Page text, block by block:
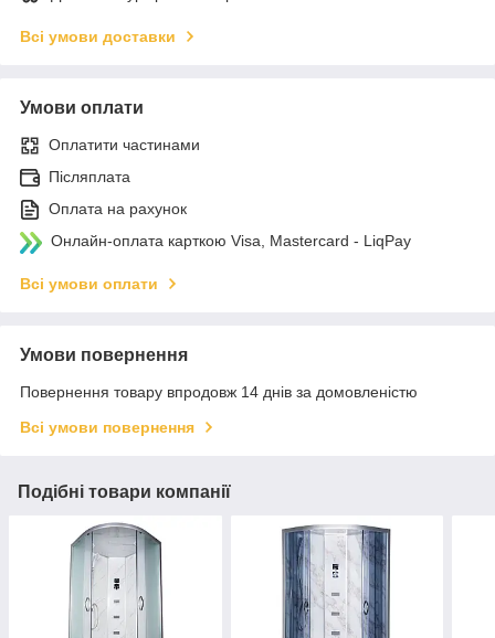
Всі умови доставки
Умови оплати
Оплатити частинами
Післяплата
Оплата на рахунок
Онлайн-оплата карткою Visa, Mastercard - LiqPay
Всі умови оплати
Умови повернення
Повернення товару впродовж 14 днів за домовленістю
Всі умови повернення
Подібні товари компанії